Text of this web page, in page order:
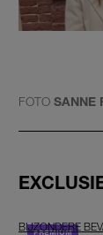
FOTO SANNE
BIJZONDERE